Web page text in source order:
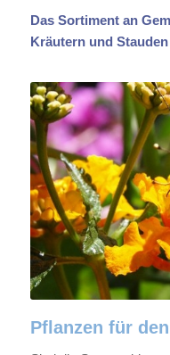
Das Sortiment an
Kräutern und
Pflanzen für